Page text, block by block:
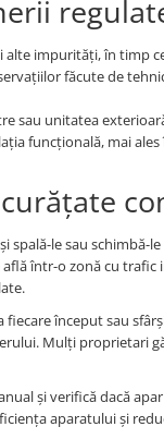
alte impurități, în timp
făcute de
sau unitatea
funcțională, mai
spală-le sau schimbă-
într-o zonă cu
fiecare început sau
Mulți proprietari
și verifică dacă
aparatului și